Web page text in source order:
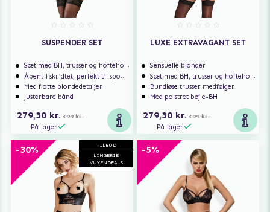
SUSPENDER SET
Sæt med BH, trusser og hofteholder
Åbent i skridtet, perfekt til spontan sex
Med flotte blondedetaljer
Justerbare bånd
279,30 kr. 399 kr.
På lager
LUXE EXTRAVAGANT SET
Sensuelle blonder
Sæt med BH, trusser og hofteholder
Bundløse trusser medfølger
Med polstret bøjle-BH
279,30 kr. 399 kr.
På lager
TILBUD
LINGERIE
VUXENDEALS
-30% -5%